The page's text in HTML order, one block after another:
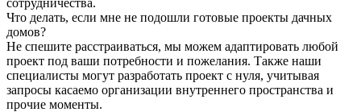
Что делать, если мне не подошли готовые проекты дачных
домов?
Не спешите расстраиваться, мы можем адаптировать любой
проект под ваши потребности и пожелания. Также наши
специалисты могут разработать проект с нуля, учитывая
запросы касаемо организации внутреннего пространства и
прочие моменты.